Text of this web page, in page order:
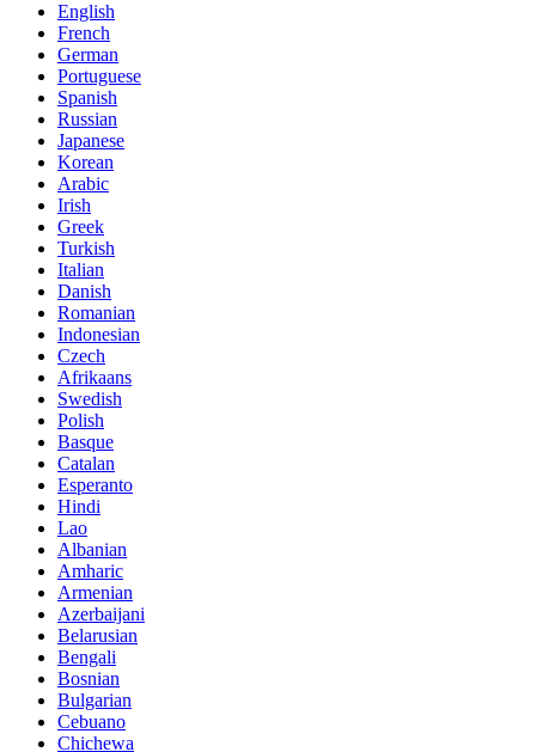
English
French
German
Portuguese
Spanish
Russian
Japanese
Korean
Arabic
Irish
Greek
Turkish
Italian
Danish
Romanian
Indonesian
Czech
Afrikaans
Swedish
Polish
Basque
Catalan
Esperanto
Hindi
Lao
Albanian
Amharic
Armenian
Azerbaijani
Belarusian
Bengali
Bosnian
Bulgarian
Cebuano
Chichewa